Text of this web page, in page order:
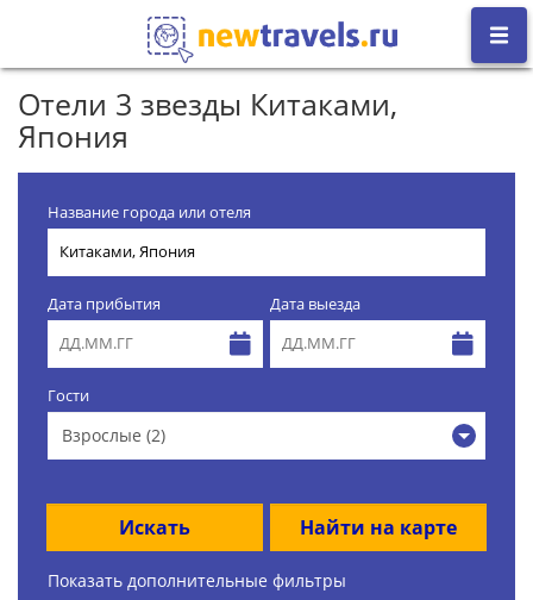
Отели 3 звезды Китаками,
Япония
Название города или отеля
Дата прибытия Дата выезда
Гости
Взрослые (2)
Искать Найти на карте
Показать дополнительные фильтры